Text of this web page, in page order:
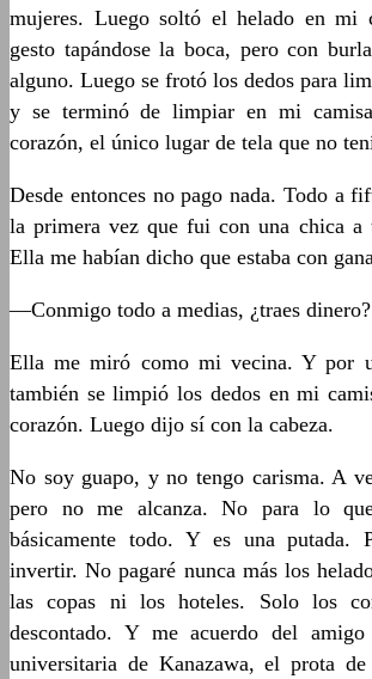
mujeres. Luego soltó el helado en mi
gesto tapándose la boca, pero con
alguno. Luego se frotó los dedos para
y se terminó de limpiar en mi
corazón, el único lugar de tela que no
Desde entonces no pago nada. Todo a
la primera vez que fui con una chica a
Ella me habían dicho que estaba con
—Conmigo todo a medias, ¿traes dinero?
Ella me miró como mi vecina. Y por
también se limpió los dedos en mi
corazón. Luego dijo sí con la cabeza.
No soy guapo, y no tengo carisma. A
pero no me alcanza. No para lo
básicamente todo. Y es una putada.
invertir. No pagaré nunca más los
las copas ni los hoteles. Solo los
descontado. Y me acuerdo del
universitaria de Kanazawa, el prota